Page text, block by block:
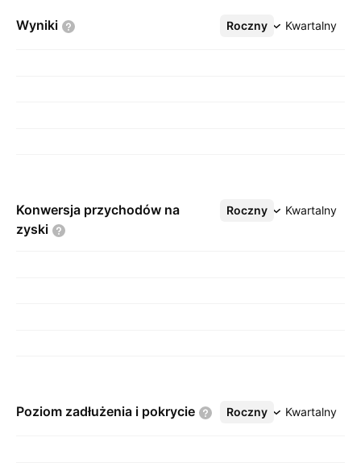
Wyniki Roczny Kwartalny
Więcej
Konwersja przychodów na
zyski
Roczny Kwartalny
Więcej
Poziom zadłużenia i pokrycie Roczny Kwartalny
Więcej